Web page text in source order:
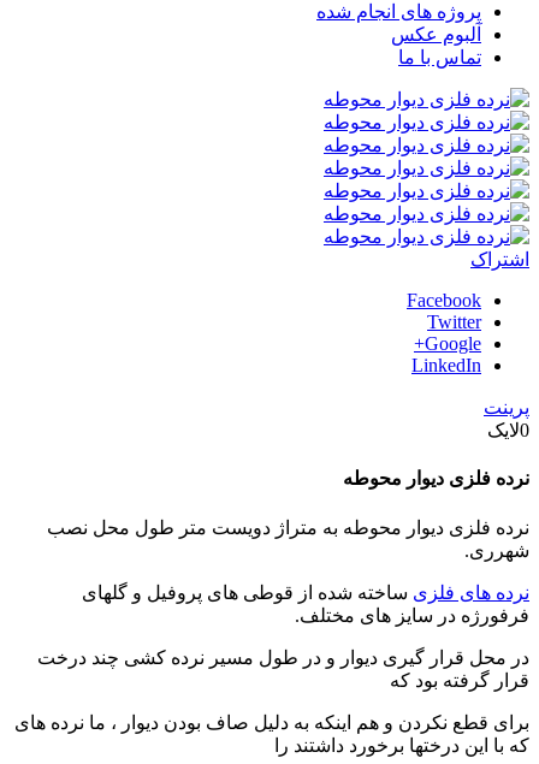
پروژه های انجام شده
آلبوم عکس
تماس با ما
اشتراک
Facebook
Twitter
Google+
LinkedIn
پرینت
0لایک
نرده فلزی دیوار محوطه
نرده فلزی دیوار محوطه به متراژ دویست متر طول محل نصب
شهرری.
نرده های فلزی ساخته شده از قوطی های پروفیل و گلهای
فرفورژه در سایز های مختلف.
در محل قرار گیری دیوار و در طول مسیر نرده کشی چند درخت
قرار گرفته بود که
برای قطع نکردن و هم اینکه به دلیل صاف بودن دیوار ، ما نرده های
که با این درختها برخورد داشتند را